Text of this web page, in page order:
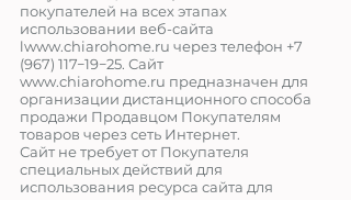
покупателей на всех этапах
использовании веб-сайта
lwww.chiarohome.ru через телефон +7
(967) 117−19−25. Сайт
www.chiarohome.ru предназначен для
организации дистанционного способа
продажи Продавцом Покупателям
товаров через сеть Интернет.
Сайт не требует от Покупателя
специальных действий для
использования ресурса сайта для